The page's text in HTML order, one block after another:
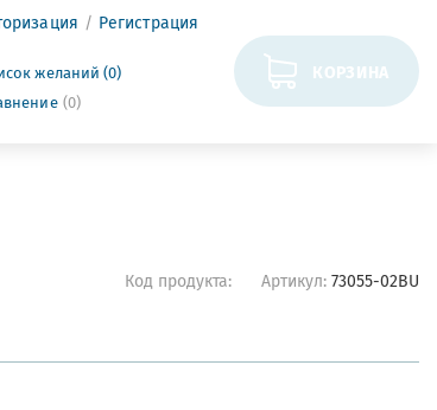
Регистрация
желаний (0)
(0)
КОРЗИНА
Код продукта: Артикул: 73055-02BU